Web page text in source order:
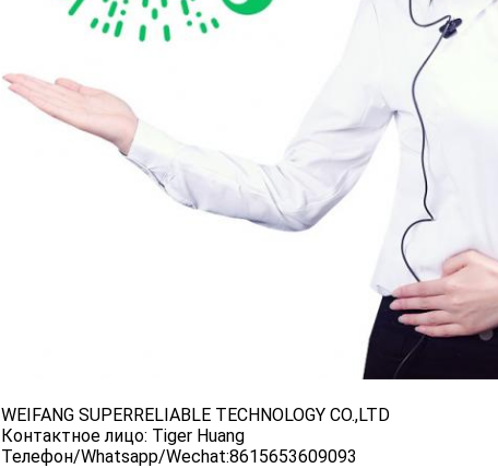
WEIFANG SUPERRELIABLE TECHNOLOGY CO.,LTD
Контактное лицо: Tiger Huang
Телефон/Whatsapp/Wechat:8615653609093